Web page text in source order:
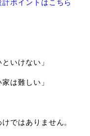
いけない」
は難しい」
ではありません。